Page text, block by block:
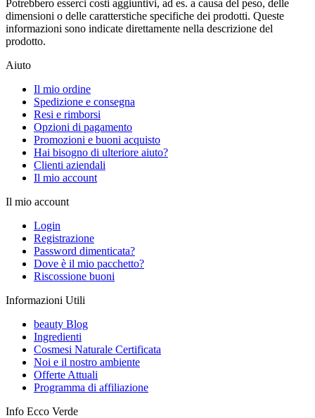
Potrebbero esserci costi aggiuntivi, ad es. a causa del peso, delle
dimensioni o delle caratterstiche specifiche dei prodotti. Queste
informazioni sono indicate direttamente nella descrizione del
prodotto.
Aiuto
Il mio ordine
Spedizione e consegna
Resi e rimborsi
Opzioni di pagamento
Promozioni e buoni acquisto
Hai bisogno di ulteriore aiuto?
Clienti aziendali
Il mio account
Il mio account
Login
Registrazione
Password dimenticata?
Dove è il mio pacchetto?
Riscossione buoni
Informazioni Utili
beauty Blog
Ingredienti
Cosmesi Naturale Certificata
Noi e il nostro ambiente
Offerte Attuali
Programma di affiliazione
Info Ecco Verde